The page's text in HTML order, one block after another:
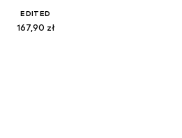
EDITED
167,90 zł